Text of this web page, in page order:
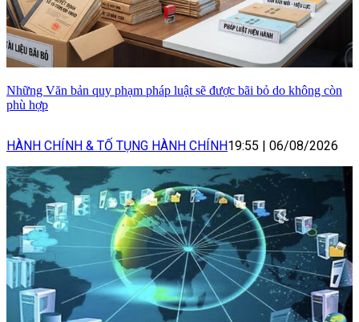
Những Văn bản quy phạm pháp luật sẽ được bãi bỏ do không còn
phù hợp
HÀNH CHÍNH & TỐ TỤNG HÀNH CHÍNH19:55 06/08/2026